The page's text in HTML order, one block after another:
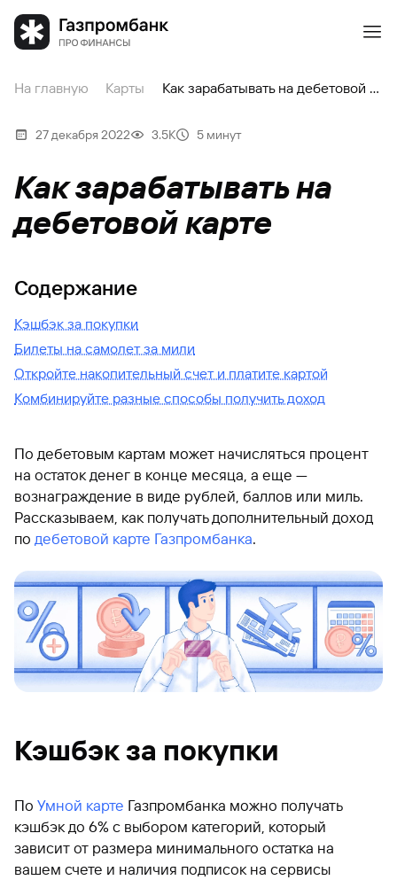
На главную Карты Как зарабатывать на дебетовой карте
27 декабря 2022 3.5К 5 минут
Как зарабатывать на
дебетовой карте
Содержание
Кэшбэк за покупки
Билеты на самолет за мили
Откройте накопительный счет и платите картой
Комбинируйте разные способы получить доход
По дебетовым картам может начисляться процент
на остаток денег в конце месяца, а еще —
вознаграждение в виде рублей, баллов или миль.
Рассказываем, как получать дополнительный доход
по дебетовой карте Газпромбанка.
Кэшбэк за покупки
По Умной карте Газпромбанка можно получать
кэшбэк до 6% с выбором категорий, который
зависит от размера минимального остатка на
вашем счете и наличия подписок на сервисы